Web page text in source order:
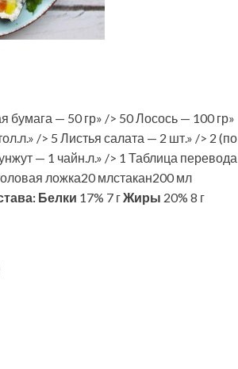
бумага — 50 гр» /> 50 Лосось — 100 гр»
/> 5 Листья салата — 2 шт.» /> 2 (по
— 1 чайн.л.» /> 1 Таблица перевода
ложка20 млстакан200 мл
Белки 17% 7 гЖиры 20% 8 г